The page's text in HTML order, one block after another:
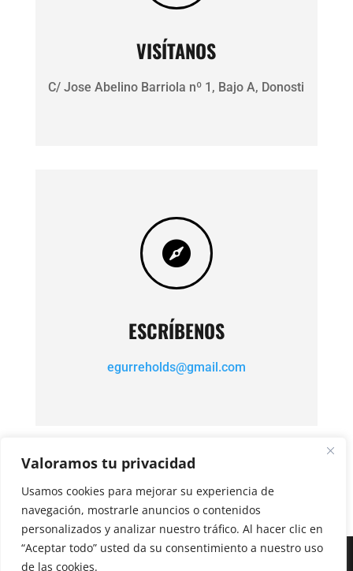
Valoramos tu privacidad
Usamos cookies para mejorar su experiencia de
navegación, mostrarle anuncios o contenidos
personalizados y analizar nuestro tráfico. Al hacer clic en
“Aceptar todo” usted da su consentimiento a nuestro uso
de las cookies.
VISÍTANOS
C/ Jose Abelino Barriola nº 1, Bajo A, Donosti

ESCRÍBENOS
egurreholds@gmail.com